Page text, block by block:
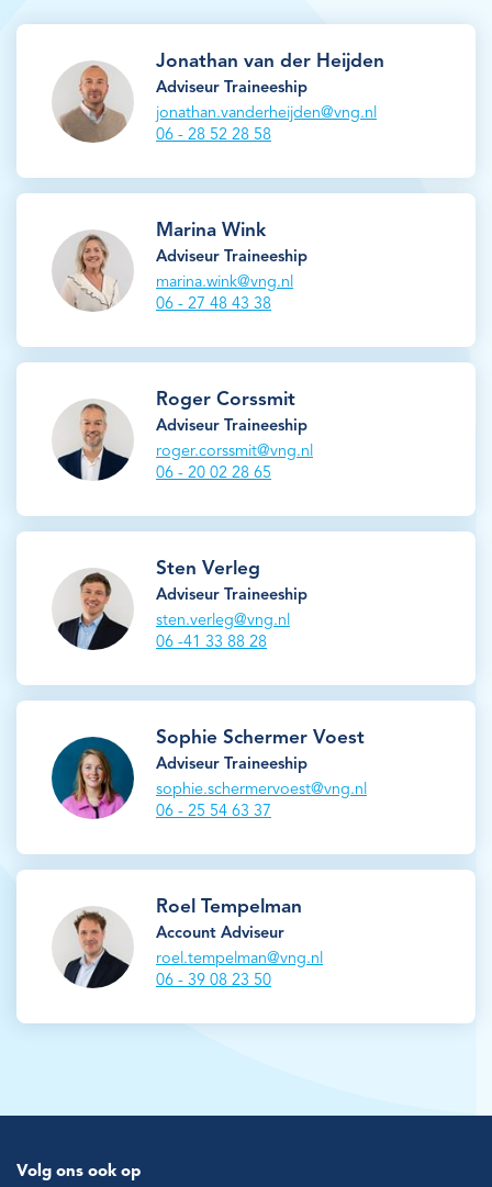
Jonathan van der Heijden
Adviseur Traineeship
jonathan.vanderheijden@vng.nl
06 - 28 52 28 58
Marina Wink
Adviseur Traineeship
marina.wink@vng.nl
06 - 27 48 43 38
Roger Corssmit
Adviseur Traineeship
roger.corssmit@vng.nl
06 - 20 02 28 65
Sten Verleg
Adviseur Traineeship
sten.verleg@vng.nl
06 -41 33 88 28
Sophie Schermer Voest
Adviseur Traineeship
sophie.schermervoest@vng.nl
06 - 25 54 63 37
Roel Tempelman
Account Adviseur
roel.tempelman@vng.nl
06 - 39 08 23 50
Volg ons ook op